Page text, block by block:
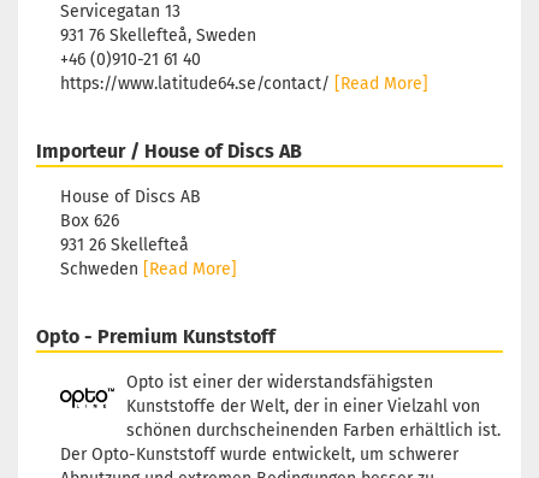
Servicegatan 13
931 76 Skellefteå, Sweden
+46 (0)910-21 61 40
https://www.latitude64.se/contact/ [Read More]
Importeur / House of Discs AB
House of Discs AB
Box 626
931 26 Skellefteå
Schweden [Read More]
Opto - Premium Kunststoff
Opto ist einer der widerstandsfähigsten
Kunststoffe der Welt, der in einer Vielzahl von
schönen durchscheinenden Farben erhältlich ist.
Der Opto-Kunststoff wurde entwickelt, um schwerer